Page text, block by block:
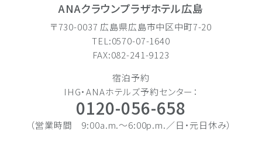
ANAクラウンプラザホテル広島
〒730-0037 広島県広島市中区中町7-20
TEL:0570-07-1640
FAX:082-241-9123
宿泊予約
IHG・ANAホテルズ予約センター：
0120-056-658
（営業時間 9:00a.m.〜6:00p.m.／日・元日休み）